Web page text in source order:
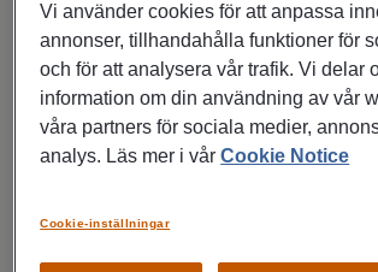
rekryteringsprocessen. Du ansvarar även
och publicera jobbannonser, screena
verifiera deras kvalifikationer. Vidare
av nya medarbetare, vilket inkluderar
arbetskläder och koordinering med
även att hantera administration kopplat till
Rollen kombinerar administrativa uppgifter
Vi använder cookies för att anpassa
annonser, tillhandahålla funktioner för
och för att analysera vår trafik. Vi delar
information om din användning av vår
våra partners för sociala medier,
analys. Läs mer i vårCookie Notice
Cookie-inställningar